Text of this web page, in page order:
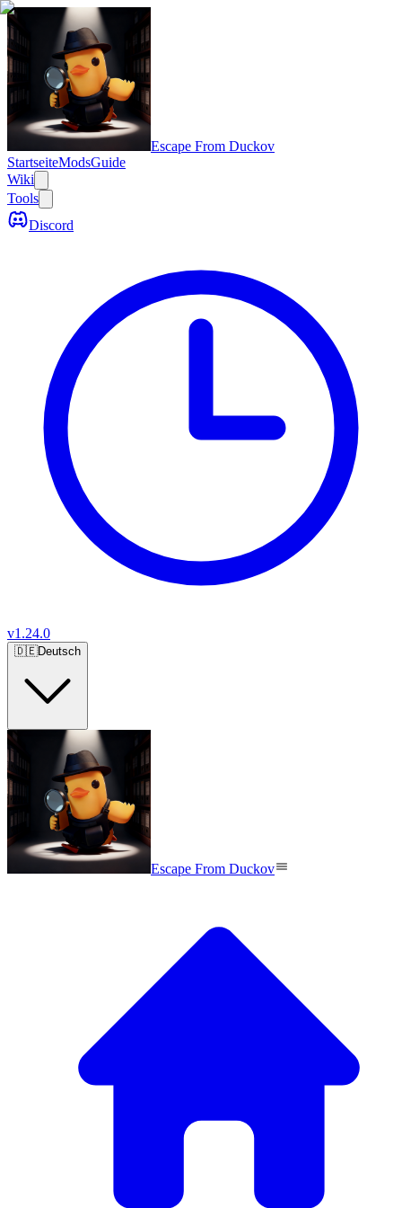
Escape From Duckov
StartseiteModsGuide
Wiki
Tools
Discord
v1.24.0
🇩🇪Deutsch
Escape From Duckov